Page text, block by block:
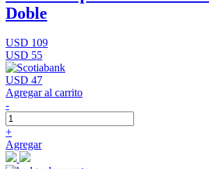
Doble
USD 109
USD 55
USD 47
Agregar al carrito
-
+
Agregar